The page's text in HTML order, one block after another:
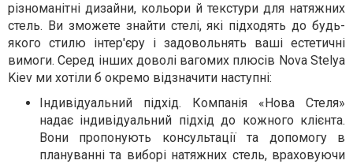
різноманітні дизайни, кольори й текстури для натяжних
стель. Ви зможете знайти стелі, які підходять до будь-
якого стилю інтер'єру і задовольнять ваші естетичні
вимоги. Серед інших доволі вагомих плюсів Nova Stelya
Kiev ми хотіли б окремо відзначити наступні:
Індивідуальний підхід. Компанія «Нова Стеля»
надає індивідуальний підхід до кожного клієнта.
Вони пропонують консультації та допомогу в
плануванні та виборі натяжних стель, враховуючи